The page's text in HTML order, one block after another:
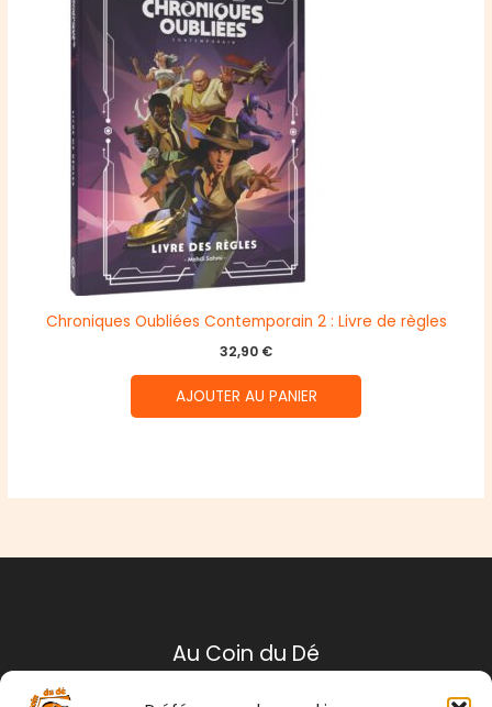
Chroniques Oubliées Contemporain 2 : Livre de règles
32,90 €
AJOUTER AU PANIER
Au Coin du Dé